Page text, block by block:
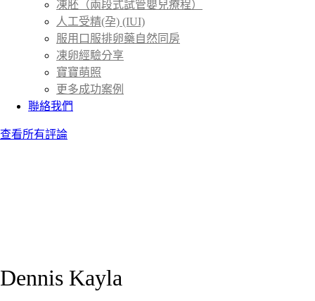
凍胚（兩段式試管嬰兒療程）
人工受精(孕) (IUI)
服用口服排卵藥自然同房
凍卵經驗分享
寶寶萌照
更多成功案例
聯絡我們
查看所有評論
Dennis Kayla